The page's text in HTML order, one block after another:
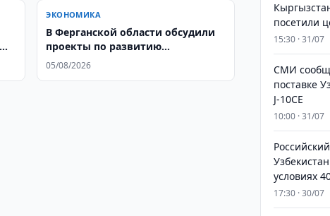
ЭКОНОМИКА
В Ферганской области обсудили
проекты по развитию
водоснабжения
05/08/2026
посетили
15:30 · 31/07
СМИ
поставке
J-10CE
10:00 · 31/07
условиях
17:30 · 30/07